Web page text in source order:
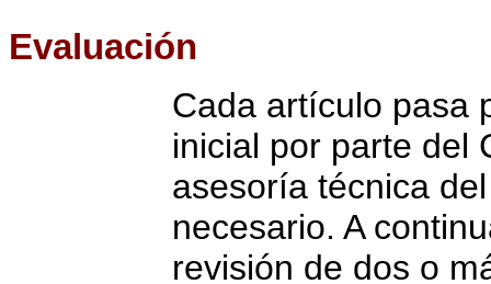
Evaluación
Cada artículo pasa
inicial por parte del
asesoría técnica
necesario. A
revisión de dos o